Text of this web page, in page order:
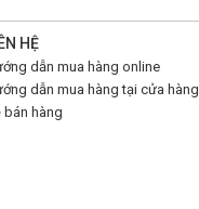
HỆ
dẫn mua hàng online
dẫn mua hàng tại cửa hàng
bán hàng